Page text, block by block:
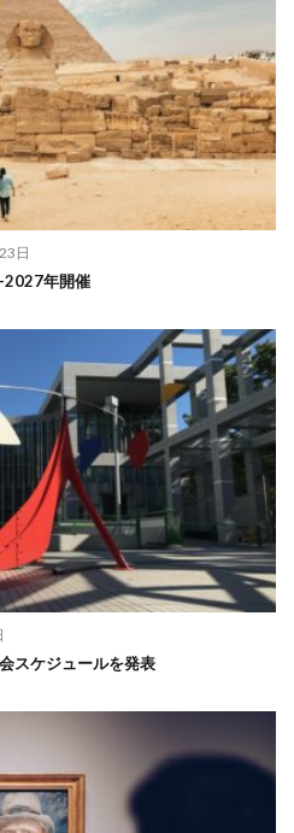
日
年開催
スケジュールを発表